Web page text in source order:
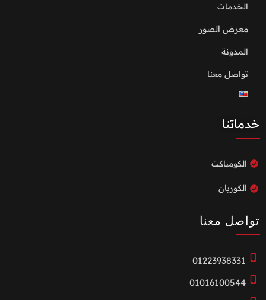
الخدمات
معرض الصور
المدونة
تواصل معنا
خدماتنا
الكومباكت
الكوريان
تواصل معنا
01223938331
01016100544